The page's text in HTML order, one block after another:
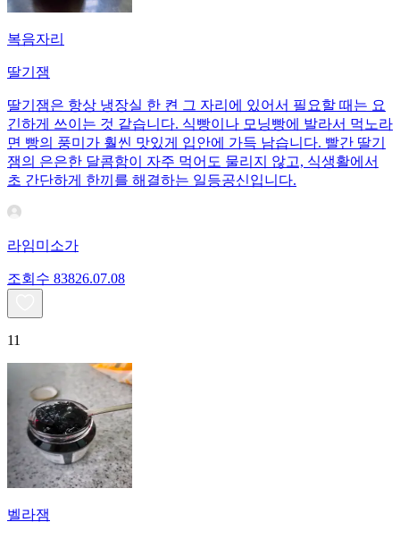
복음자리
딸기잼
딸기잼은 항상 냉장실 한 켠 그 자리에 있어서 필요할 때는 요
긴하게 쓰이는 것 같습니다. 식빵이나 모닝빵에 발라서 먹노라
면 빵의 풍미가 훨씬 맛있게 입안에 가득 남습니다. 빨간 딸기
잼의 은은한 달콤함이 자주 먹어도 물리지 않고, 식생활에서
초 간단하게 한끼를 해결하는 일등공신입니다.
라임미소가
조회수 83826.07.08
11
벨라잼